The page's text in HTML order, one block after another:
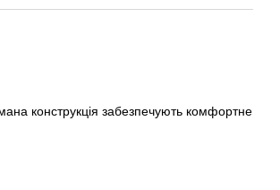
конструкція забезпечують комфортне